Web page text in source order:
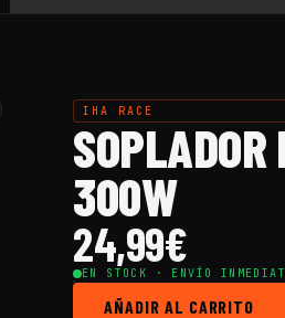
IHA RACE
300W
24,99€
EN STOCK · ENVÍO
AÑADIR AL CARRITO